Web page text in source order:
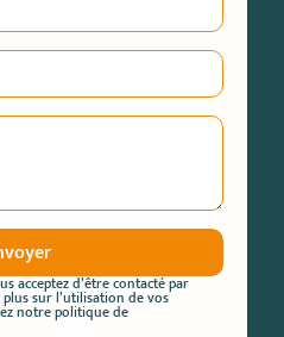
acceptez d’être contacté par
sur l’utilisation de vos
notrepolitique de